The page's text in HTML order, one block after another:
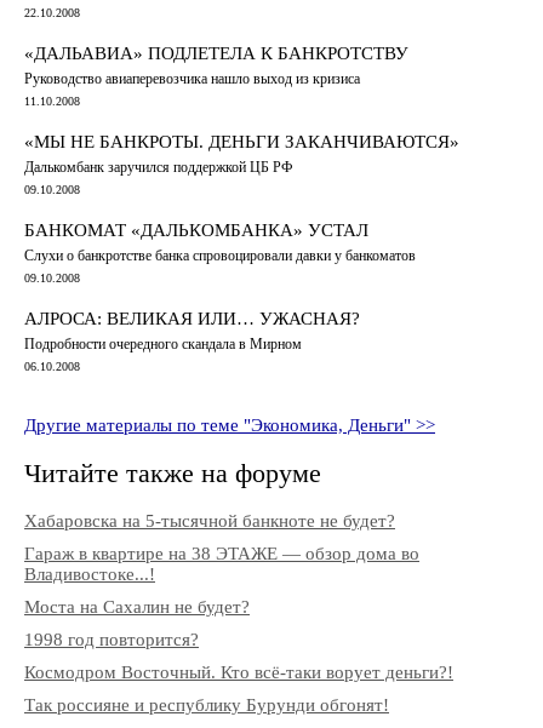
22.10.2008
«ДАЛЬАВИА» ПОДЛЕТЕЛА К БАНКРОТСТВУ
Руководство авиаперевозчика нашло выход из кризиса
11.10.2008
«МЫ НЕ БАНКРОТЫ. ДЕНЬГИ ЗАКАНЧИВАЮТСЯ»
Далькомбанк заручился поддержкой ЦБ РФ
09.10.2008
БАНКОМАТ «ДАЛЬКОМБАНКА» УСТАЛ
Слухи о банкротстве банка спровоцировали давки у банкоматов
09.10.2008
АЛРОСА: ВЕЛИКАЯ ИЛИ… УЖАСНАЯ?
Подробности очередного скандала в Мирном
06.10.2008
Другие материалы по теме "Экономика, Деньги" >>
Читайте также на форуме
Хабаровска на 5-тысячной банкноте не будет?
Гараж в квартире на 38 ЭТАЖЕ — обзор дома во
Владивостоке...!
Моста на Сахалин не будет?
1998 год повторится?
Космодром Восточный. Кто всё-таки ворует деньги?!
Так россияне и республику Бурунди обгонят!